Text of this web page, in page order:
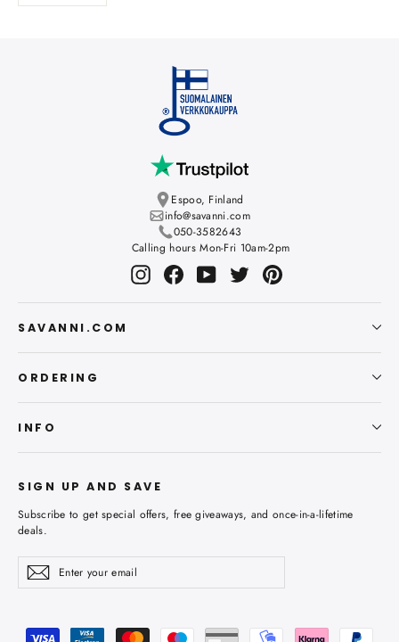
Espoo, Finland
info@savanni.com
050-3582643
Calling hours Mon-Fri 10am-2pm
InstagramFacebookYouTubeTwitterPinterest
SAVANNI.COM
ORDERING
INFO
SIGN UP AND SAVE
Subscribe to get special offers, free giveaways, and once-in-a-lifetime
deals.
your
email
Subscribe